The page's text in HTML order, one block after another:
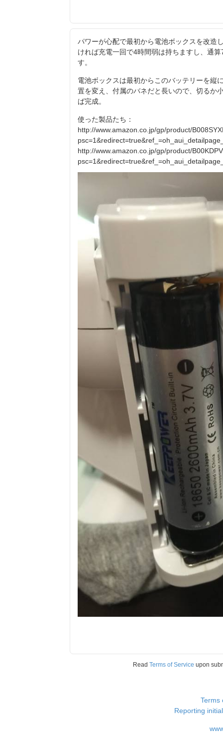
パワーが心配で最初から電池ボックスを改造
ければ充電一回で4時間弱は持ちますし、通
す。
電池ボックスは最初からこのバッテリーを縦
置を変え、付属のバネだと長いので、切るか
ば完成。
使った製品たち：
http://www.amazon.co.jp/gp/product/
http://www.amazon.co.jp/gp/product/
Read Terms of Service upon
Terms
Reporting